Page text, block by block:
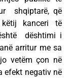
shqiptarë, që
kanceri të
dështimi i
arritur me sa
vetëm çon në
efekt negativ në